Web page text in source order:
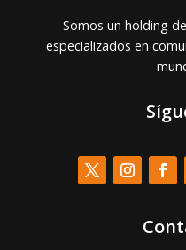
Somos un holding
especializados en